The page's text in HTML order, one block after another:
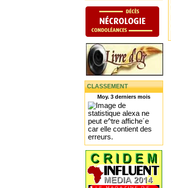
CLASSEMENT
Moy. 3 derniers mois